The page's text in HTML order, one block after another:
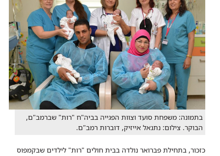
בתמונה: משפחת סועד וצוות הפגייה בביה"ח "רות" שברמב"ם,
הבוקר. ​ צילום: נתנאל אייזיק, דוברות רמב"ם. ​
כזכור, בתחילת פברואר נולדה בבית חולים "רות" לילדים שבקמפוס